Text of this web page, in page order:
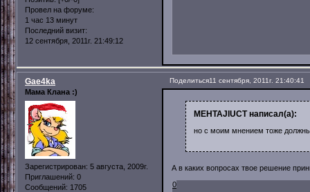
Провел на форуме:
1 час 13 минут
Последний визит:
12 сентября, 2011г. 21:49:12
Поделиться11 сентября, 2011г. 21:40:41
Gae4ka
Мама Клана :)
Зарегистрирован: 5 августа, 2009г.
Приглашений: 0
Сообщений: 1705
MEHTAJlUCT написал(а):
но с моим мнением тоже
А в каких вопросах твое решение
0